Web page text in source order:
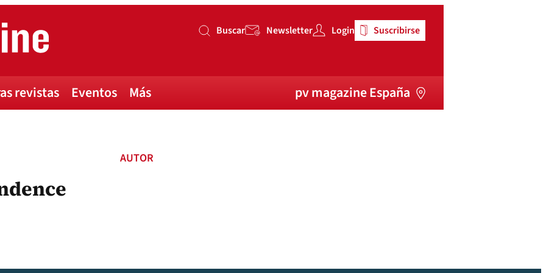
Buscar
Buscar Newsletter Login Suscribirse
revistas Eventos Más pv magazine España
AUTOR